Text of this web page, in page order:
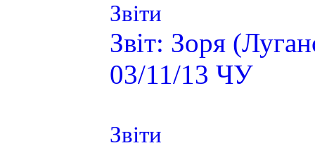
Звіти
Звіт: Зоря
03/11/13 ЧУ
Звіти